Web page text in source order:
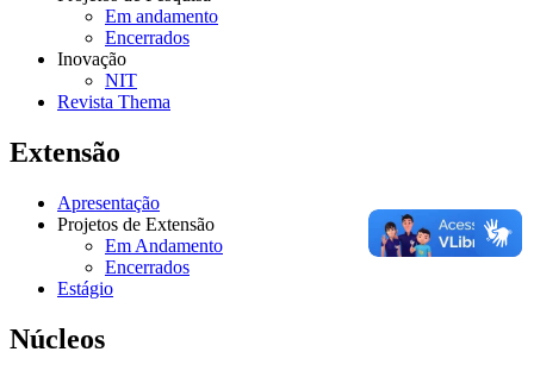
Em andamento
Encerrados
Inovação
NIT
Revista Thema
Extensão
Apresentação
Projetos de Extensão
Em Andamento
Encerrados
Estágio
Núcleos